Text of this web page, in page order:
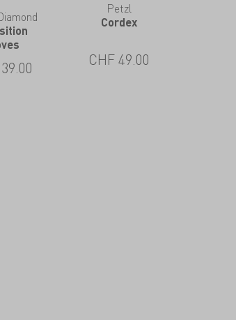
39.00
Petzl
Cordex
CHF49.00